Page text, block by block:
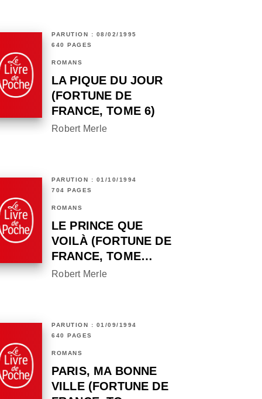
PARUTION : 08/02/1995
640 PAGES
ROMANS
LA PIQUE DU JOUR
(FORTUNE DE
FRANCE, TOME 6)
Robert Merle
PARUTION : 01/10/1994
704 PAGES
ROMANS
LE PRINCE QUE
VOILÀ (FORTUNE DE
FRANCE, TOME…
Robert Merle
PARUTION : 01/09/1994
640 PAGES
ROMANS
PARIS, MA BONNE
VILLE (FORTUNE DE